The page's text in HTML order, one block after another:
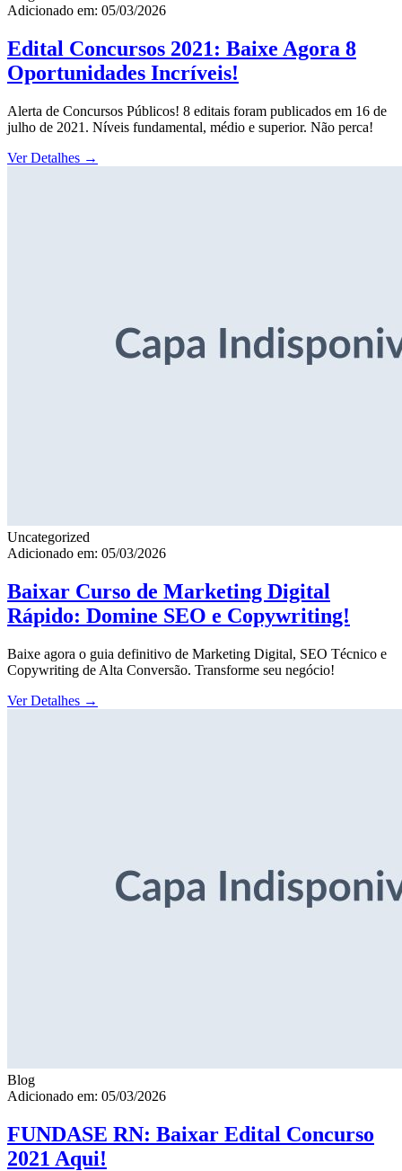
Adicionado em: 05/03/2026
Edital Concursos 2021: Baixe Agora 8
Oportunidades Incríveis!
Alerta de Concursos Públicos! 8 editais foram publicados em 16 de
julho de 2021. Níveis fundamental, médio e superior. Não perca!
Ver Detalhes →
Uncategorized
Adicionado em: 05/03/2026
Baixar Curso de Marketing Digital
Rápido: Domine SEO e Copywriting!
Baixe agora o guia definitivo de Marketing Digital, SEO Técnico e
Copywriting de Alta Conversão. Transforme seu negócio!
Ver Detalhes →
Blog
Adicionado em: 05/03/2026
FUNDASE RN: Baixar Edital Concurso
2021 Aqui!